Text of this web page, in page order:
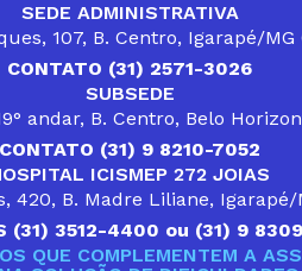
SEDE ADMINISTRATIVA
107, B. Centro, Igarapé/MG
CONTATO (31) 2571-3026
SUBSEDE
andar, B. Centro, Belo
CONTATO (31) 9 8210-7052
ICISMEP 272 JOIAS
420, B. Madre Liliane, Igarapé/
(31) 3512-4400 ou (31) 9
QUE COMPLEMENTEM A